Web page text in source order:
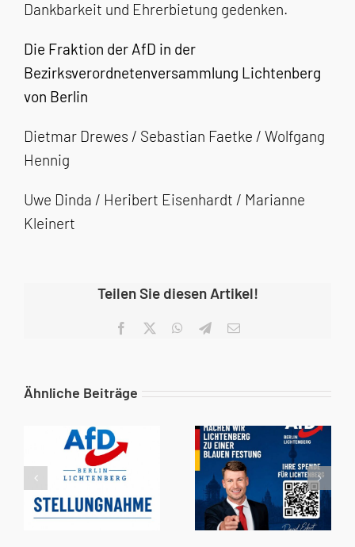
Dankbarkeit und Ehrerbietung gedenken.
Die Fraktion der AfD in der
Bezirksverordnetenversammlung Lichtenberg
von Berlin
Dietmar Drewes / Sebastian Faetke / Wolfgang
Hennig
Uwe Dinda / Heribert Eisenhardt / Marianne
Kleinert
Teilen Sie diesen Artikel!
Facebook WhatsApp
Telegram
E-
Ähnliche Beiträge